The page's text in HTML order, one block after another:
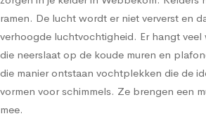
ramen. De lucht wordt er niet ververst en
verhoogde luchtvochtigheid. Er hangt
die neerslaat op de koude muren en
die manier ontstaan vochtplekken die de
vormen voor schimmels. Ze brengen een
mee.